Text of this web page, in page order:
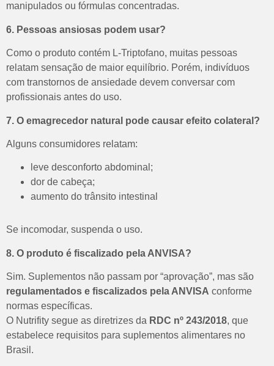
manipulados ou fórmulas concentradas.
6. Pessoas ansiosas podem usar?
Como o produto contém L-Triptofano, muitas pessoas
relatam sensação de maior equilíbrio. Porém, indivíduos
com transtornos de ansiedade devem conversar com
profissionais antes do uso.
7. O emagrecedor natural pode causar efeito colateral?
Alguns consumidores relatam:
leve desconforto abdominal;
dor de cabeça;
aumento do trânsito intestinal
Se incomodar, suspenda o uso.
8. O produto é fiscalizado pela ANVISA?
Sim. Suplementos não passam por “aprovação”, mas são
regulamentados e fiscalizados pela ANVISA conforme
normas específicas.
O Nutrifity segue as diretrizes da RDC nº 243/2018, que
estabelece requisitos para suplementos alimentares no
Brasil.